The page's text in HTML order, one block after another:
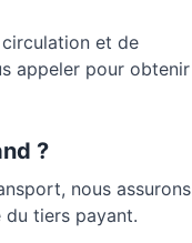
et de
appeler pour obtenir
?
nous assurons
tiers payant.